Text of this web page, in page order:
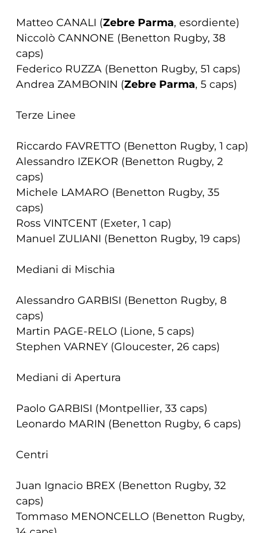
Matteo CANALI (Zebre Parma, esordiente)
Niccolò CANNONE (Benetton Rugby, 38
caps)
Federico RUZZA (Benetton Rugby, 51 caps)
Andrea ZAMBONIN (Zebre Parma, 5 caps)
Terze Linee
Riccardo FAVRETTO (Benetton Rugby, 1 cap)
Alessandro IZEKOR (Benetton Rugby, 2
caps)
Michele LAMARO (Benetton Rugby, 35
caps)
Ross VINTCENT (Exeter, 1 cap)
Manuel ZULIANI (Benetton Rugby, 19 caps)
Mediani di Mischia
Alessandro GARBISI (Benetton Rugby, 8
caps)
Martin PAGE-RELO (Lione, 5 caps)
Stephen VARNEY (Gloucester, 26 caps)
Mediani di Apertura
Paolo GARBISI (Montpellier, 33 caps)
Leonardo MARIN (Benetton Rugby, 6 caps)
Centri
Juan Ignacio BREX (Benetton Rugby, 32
caps)
Tommaso MENONCELLO (Benetton Rugby,